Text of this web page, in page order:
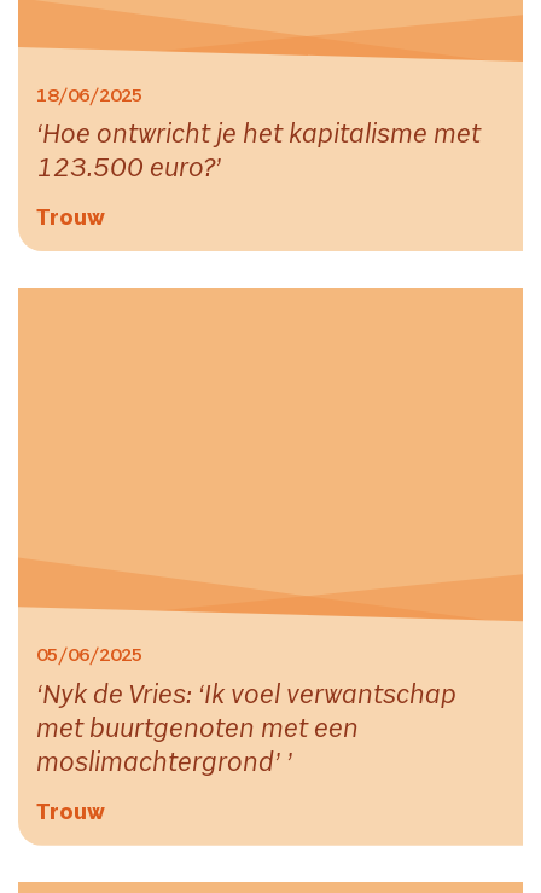
18/06/2025
Hoe ontwricht je het kapitalisme met
123.500 euro?
Trouw
05/06/2025
Nyk de Vries: ‘Ik voel verwantschap
met buurtgenoten met een
moslimachtergrond’
Trouw